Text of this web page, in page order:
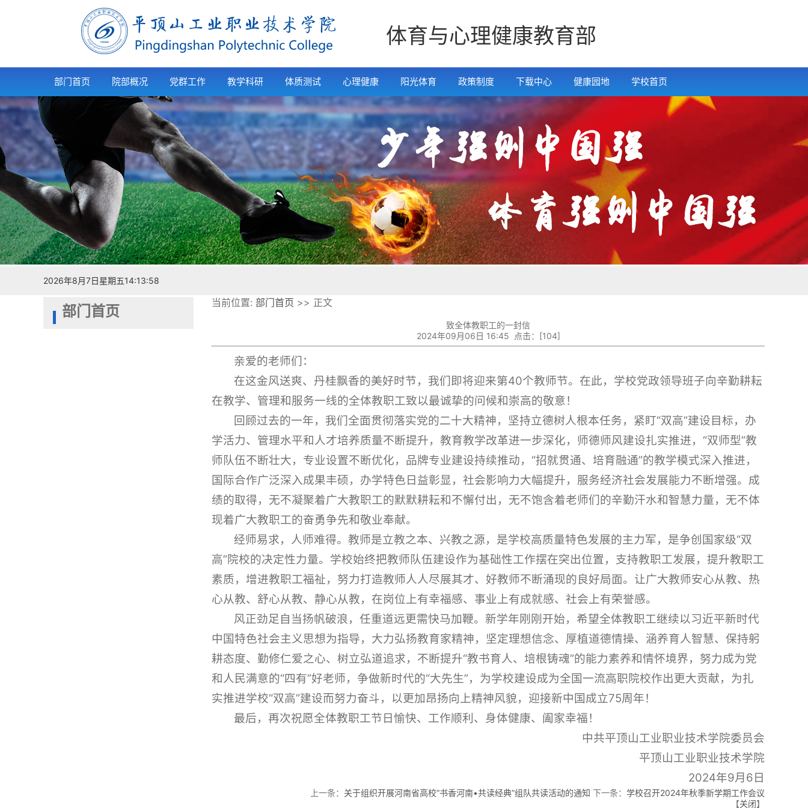
体育与心理健康教育部
部门首页 院部概况 党群工作 教学科研 体质测试 心理健康 阳光体育 政策制度 下载中心 健康园地 学校首页
2026年8月7日星期五14:13:59
部门首页 当前位置: 部门首页 >> 正文
致全体教职工的一封信
2024年09月06日 16:45 点击：[104]
亲爱的老师们：
在这金风送爽、丹桂飘香的美好时节，我们即将迎来第40个教师节。在此，学校党政领导班子向辛勤耕耘
在教学、管理和服务一线的全体教职工致以最诚挚的问候和崇高的敬意！
回顾过去的一年，我们全面贯彻落实党的二十大精神，坚持立德树人根本任务，紧盯“双高”建设目标，办
学活力、管理水平和人才培养质量不断提升，教育教学改革进一步深化，师德师风建设扎实推进，“双师型”教
师队伍不断壮大，专业设置不断优化，品牌专业建设持续推动，“招就贯通、培育融通”的教学模式深入推进，
国际合作广泛深入成果丰硕，办学特色日益彰显，社会影响力大幅提升，服务经济社会发展能力不断增强。成
绩的取得，无不凝聚着广大教职工的默默耕耘和不懈付出，无不饱含着老师们的辛勤汗水和智慧力量，无不体
现着广大教职工的奋勇争先和敬业奉献。
经师易求，人师难得。教师是立教之本、兴教之源，是学校高质量特色发展的主力军，是争创国家级“双
高”院校的决定性力量。学校始终把教师队伍建设作为基础性工作摆在突出位置，支持教职工发展，提升教职工
素质，增进教职工福祉，努力打造教师人人尽展其才、好教师不断涌现的良好局面。让广大教师安心从教、热
心从教、舒心从教、静心从教，在岗位上有幸福感、事业上有成就感、社会上有荣誉感。
风正劲足自当扬帆破浪，任重道远更需快马加鞭。新学年刚刚开始，希望全体教职工继续以习近平新时代
中国特色社会主义思想为指导，大力弘扬教育家精神，坚定理想信念、厚植道德情操、涵养育人智慧、保持躬
耕态度、勤修仁爱之心、树立弘道追求，不断提升“教书育人、培根铸魂”的能力素养和情怀境界，努力成为党
和人民满意的“四有”好老师，争做新时代的“大先生”，为学校建设成为全国一流高职院校作出更大贡献，为扎
实推进学校“双高”建设而努力奋斗，以更加昂扬向上精神风貌，迎接新中国成立75周年！
最后，再次祝愿全体教职工节日愉快、工作顺利、身体健康、阖家幸福！
中共平顶山工业职业技术学院委员会
平顶山工业职业技术学院
2024年9月6日
上一条： 关于组织开展河南省高校“书香河南•共读经典”组队共读活动的通知 下一条： 学校召开2024年秋季新学期工作会议
【关闭】